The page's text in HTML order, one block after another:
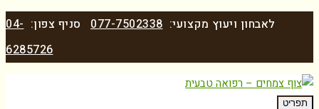
לאבחון ויעוץ מקצועי:077-7502338 סניף צפון:04-
6285726
תפריט